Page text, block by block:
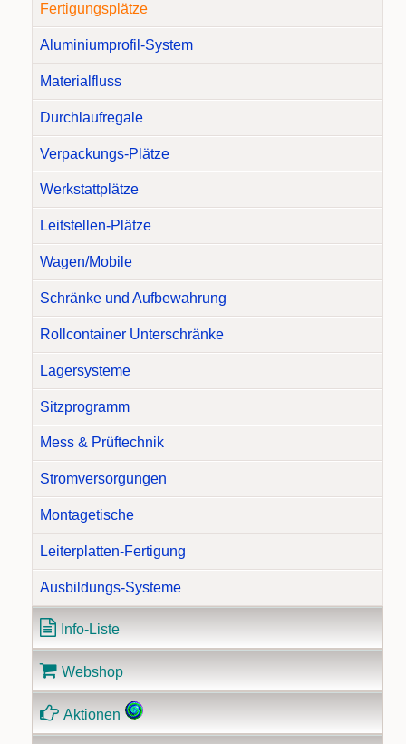
Fertigungsplätze
Aluminiumprofil-System
Materialfluss
Durchlaufregale
Verpackungs-Plätze
Werkstattplätze
Leitstellen-Plätze
Wagen/Mobile
Schränke und Aufbewahrung
Rollcontainer Unterschränke
Lagersysteme
Sitzprogramm
Mess & Prüftechnik
Stromversorgungen
Montagetische
Leiterplatten-Fertigung
Ausbildungs-Systeme
Info-Liste
Webshop
Aktionen